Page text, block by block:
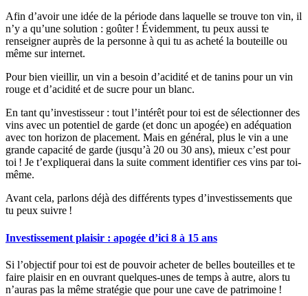
Afin d’avoir une idée de la période dans laquelle se trouve ton vin, il
n’y a qu’une solution : goûter ! Évidemment, tu peux aussi te
renseigner auprès de la personne à qui tu as acheté la bouteille ou
même sur internet.
Pour bien vieillir, un vin a besoin d’acidité et de tanins pour un vin
rouge et d’acidité et de sucre pour un blanc.
En tant qu’investisseur : tout l’intérêt pour toi est de sélectionner des
vins avec un potentiel de garde (et donc un apogée) en adéquation
avec ton horizon de placement. Mais en général, plus le vin a une
grande capacité de garde (jusqu’à 20 ou 30 ans), mieux c’est pour
toi ! Je t’expliquerai dans la suite comment identifier ces vins par toi-
même.
Avant cela, parlons déjà des différents types d’investissements que
tu peux suivre !
Investissement plaisir : apogée d’ici 8 à 15 ans
Si l’objectif pour toi est de pouvoir acheter de belles bouteilles et te
faire plaisir en en ouvrant quelques-unes de temps à autre, alors tu
n’auras pas la même stratégie que pour une cave de patrimoine !